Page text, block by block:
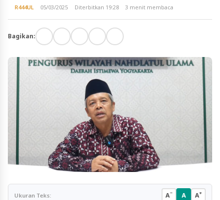
R444UL 05/03/2025 Diterbitkan 19:28 3 menit membaca
Bagikan:
Ukuran Teks: A− A A+